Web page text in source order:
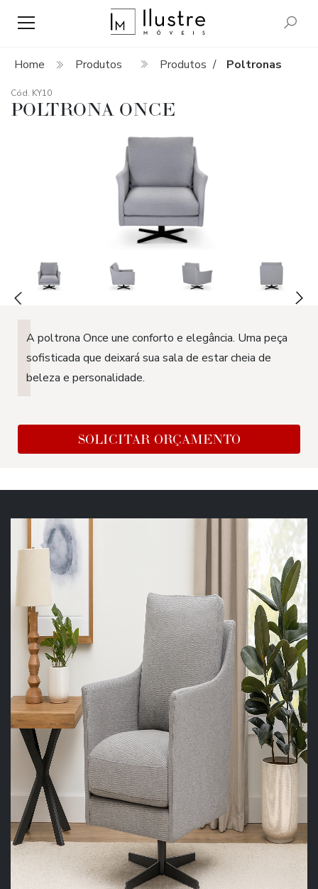
Home Produtos Produtos / Poltronas
Cód. KY10
POLTRONA ONCE
A poltrona Once une conforto e elegância. Uma peça
sofisticada que deixará sua sala de estar cheia de
beleza e personalidade.
SOLICITAR ORÇAMENTO